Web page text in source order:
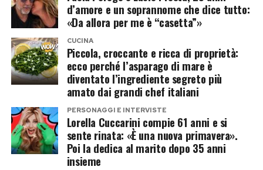
ulteriormente un clima già estremamente teso.
Sui social la polemica si ritorce
contro il braccio destro di Musk
Le parole di Stroppa, però, non hanno affatto
spento la discussione. Anzi. Molti utenti hanno
ricordato come lo stesso referente italiano di
Musk fosse già finito al centro di controversie
per alcune sue prese di posizione in difesa
d’amore e un soprannome che dice tutto:
«Da allora per me è “casetta”»
CUCINA
Piccola, croccante e ricca di proprietà:
ecco perché l’asparago di mare è
diventato l’ingrediente segreto più
amato dai grandi chef italiani
PERSONAGGI E INTERVISTE
Lorella Cuccarini compie 61 anni e si
sente rinata: «È una nuova primavera».
Poi la dedica al marito dopo 35 anni
insieme